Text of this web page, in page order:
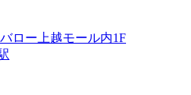
ロー上越モール内1F